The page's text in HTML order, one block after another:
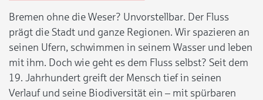
Bremen ohne die Weser? Unvorstellbar. Der Fluss
prägt die Stadt und ganze Regionen. Wir spazieren an
seinen Ufern, schwimmen in seinem Wasser und leben
mit ihm. Doch wie geht es dem Fluss selbst? Seit dem
19. Jahrhundert greift der Mensch tief in seinen
Verlauf und seine Biodiversität ein – mit spürbaren